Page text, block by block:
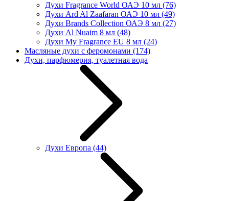
Духи Fragrance World ОАЭ 10 мл (76)
Духи Ard Al Zaafaran ОАЭ 10 мл (49)
Духи Brands Collection ОАЭ 8 мл (27)
Духи Al Nuaim 8 мл (48)
Духи My Fragrance EU 8 мл (24)
Масляные духи с феромонами (174)
Духи, парфюмерия, туалетная вода
Духи Европа (44)